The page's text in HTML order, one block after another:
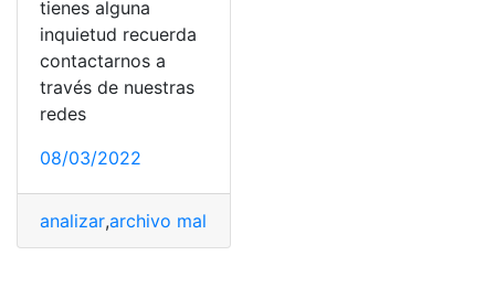
tienes alguna
inquietud recuerda
contactarnos a
través de nuestras
redes
08/03/2022
analizar,archivo maligno